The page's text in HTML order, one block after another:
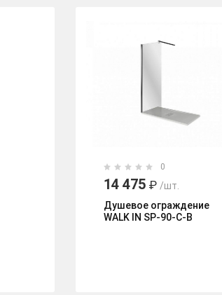
0
14 475 ₽ /шт.
Душевое ограждение
WALK IN SP-90-C-В